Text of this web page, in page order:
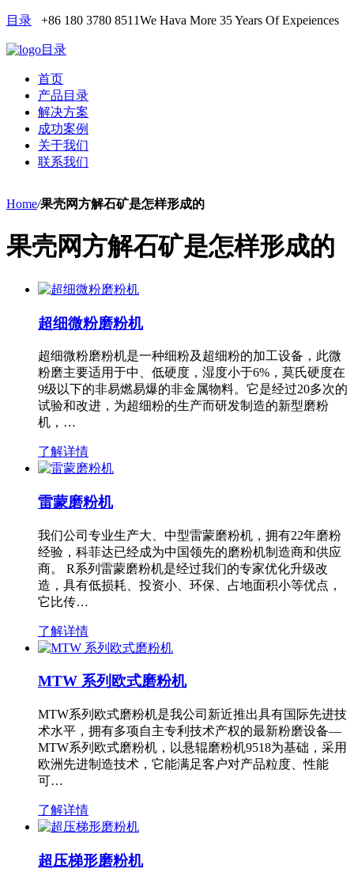
目录 +86 180 3780 8511We Hava More 35 Years Of Expeiences
目录
首页
产品目录
解决方案
成功案例
关于我们
联系我们
Home/果壳网方解石矿是怎样形成的
果壳网方解石矿是怎样形成的
超细微粉磨粉机
超细微粉磨粉机是一种细粉及超细粉的加工设备，此微
粉磨主要适用于中、低硬度，湿度小于6%，莫氏硬度在
9级以下的非易燃易爆的非金属物料。它是经过20多次的
试验和改进，为超细粉的生产而研发制造的新型磨粉
机，…
了解详情
雷蒙磨粉机
我们公司专业生产大、中型雷蒙磨粉机，拥有22年磨粉
经验，科菲达已经成为中国领先的磨粉机制造商和供应
商。 R系列雷蒙磨粉机是经过我们的专家优化升级改
造，具有低损耗、投资小、环保、占地面积小等优点，
它比传…
了解详情
MTW 系列欧式磨粉机
MTW系列欧式磨粉机是我公司新近推出具有国际先进技
术水平，拥有多项自主专利技术产权的最新粉磨设备—
MTW系列欧式磨粉机，以悬辊磨粉机9518为基础，采用
欧洲先进制造技术，它能满足客户对产品粒度、性能
可…
了解详情
超压梯形磨粉机